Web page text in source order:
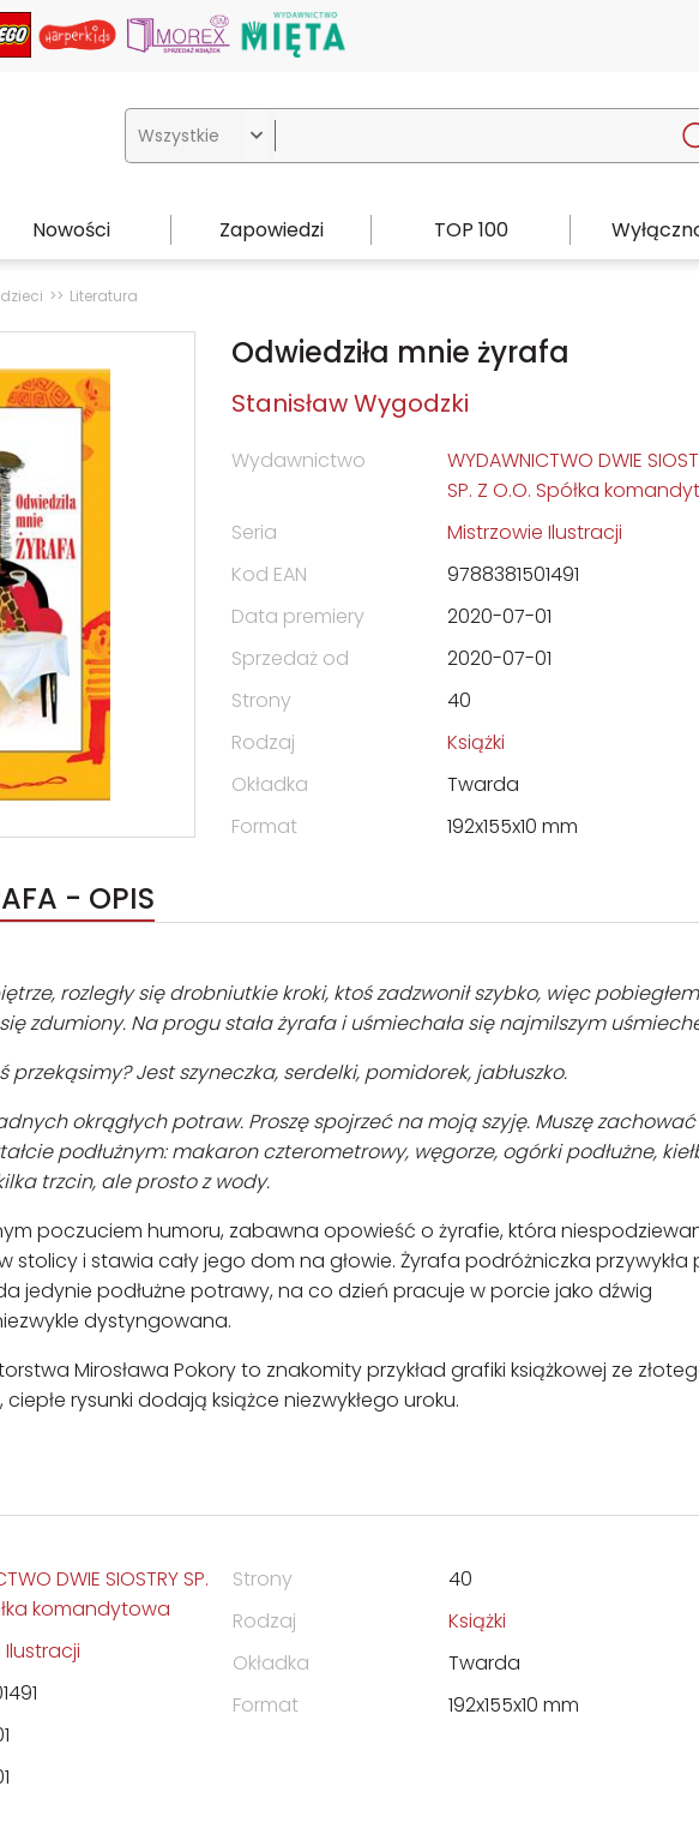

Nowości Zapowiedzi TOP 100
Literatura
Odwiedziła mnie żyrafa
Stanisław Wygodzki
Wydawnictwo
WYDAWNICTWO DWIE
SP. Z O.O. Spółka
Seria
Mistrzowie Ilustracji
Kod EAN
9788381501491
Data premiery
2020-07-01
Sprzedaż od
2020-07-01
Strony
40
Rodzaj
Książki
Okładka
Twarda
Format
192x155x10 mm
- OPIS
rozległy się drobniutkie kroki, ktoś zadzwonił szybko, więc
zdumiony. Na progu stała żyrafa i uśmiechała się najmilszym
Jest szyneczka, serdelki, pomidorek, jabłuszko.
okrągłych potraw. Proszę spojrzeć na moją szyję. Muszę
podłużnym: makaron czterometrowy, węgorze, ogórki podłużne,
trzcin, ale prosto z wody.
poczuciem humoru, zabawna opowieść o żyrafie, która
i stawia cały jego dom na głowie. Żyrafa podróżniczka przywykła
jedynie podłużne potrawy, na co dzień pracuje w porcie jako dźwig
dystyngowana.
Mirosława Pokory to znakomity przykład grafiki książkowej ze
rysunki dodają książce niezwykłego uroku.
DWIE SIOSTRY SP.
komandytowa
Strony
40
Rodzaj
Książki
Okładka
Twarda
Format
192x155x10 mm